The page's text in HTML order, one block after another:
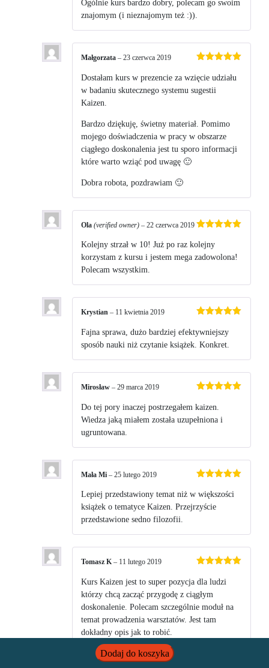
Dodaj do koszyka
Ogólnie kurs bardzo dobry, polecam go swoim
znajomym (i nieznajomym też :)).
na 5
Małgorzata – 23 czerwca 2019
Dostałam kurs w prezencie za wzięcie udziału
w badaniu skutecznego systemu sugestii
Kaizen.
Bardzo dziękuję, świetny materiał. Pomimo
mojego doświadczenia w pracy w obszarze
ciągłego doskonalenia jest tu sporo informacji
które warto wziąć pod uwagę 🙂
Dobra robota, pozdrawiam 🙂
na 5
Ola (verified owner) – 22 czerwca 2019
Kolejny strzał w 10! Już po raz kolejny
korzystam z kursu i jestem mega zadowolona!
Polecam wszystkim.
na 5
Krystian – 11 kwietnia 2019
Fajna sprawa, dużo bardziej efektywniejszy
sposób nauki niż czytanie książek. Konkret.
na 5
Mirosław – 29 marca 2019
Do tej pory inaczej postrzegałem kaizen.
Wiedza jaką miałem została uzupełniona i
ugruntowana.
na 5
Mała Mi – 25 lutego 2019
Lepiej przedstawiony temat niż w większości
książek o tematyce Kaizen. Przejrzyście
przedstawione sedno filozofii.
na 5
Tomasz K– 11 lutego 2019
Kurs Kaizen jest to super pozycja dla ludzi
którzy chcą zacząć przygodę z ciągłym
doskonalenie. Polecam szczególnie moduł na
temat prowadzenia warsztatów. Jest tam
dokładny opis jak to robić.